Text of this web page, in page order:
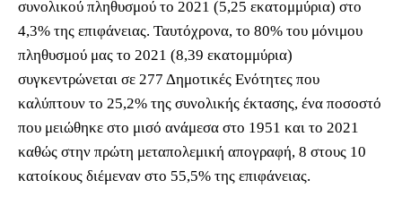
συνολικού πληθυσμού το 2021 (5,25 εκατομμύρια) στο
4,3% της επιφάνειας. Ταυτόχρονα, το 80% του μόνιμου
πληθυσμού μας το 2021 (8,39 εκατομμύρια)
συγκεντρώνεται σε 277 Δημοτικές Ενότητες που
καλύπτουν το 25,2% της συνολικής έκτασης, ένα ποσοστό
που μειώθηκε στο μισό ανάμεσα στο 1951 και το 2021
καθώς στην πρώτη μεταπολεμική απογραφή, 8 στους 10
κατοίκους διέμεναν στο 55,5% της επιφάνειας.